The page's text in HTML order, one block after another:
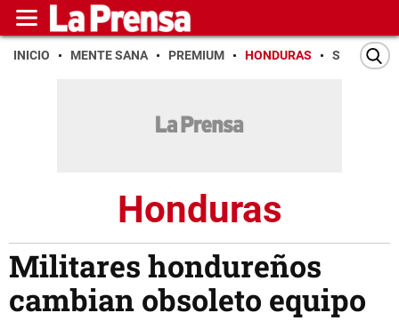
INICIO MENTE SANA PREMIUM HONDURAS SAN PEDRO
Honduras
Militares hondureños
cambian obsoleto equipo